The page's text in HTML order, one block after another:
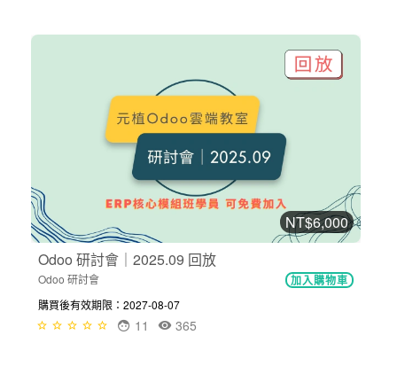
NT$6,000
Odoo 研討會｜2025.09 回放
Odoo 研討會 加入購物車
購買後有效期限：2027-08-07
365
11